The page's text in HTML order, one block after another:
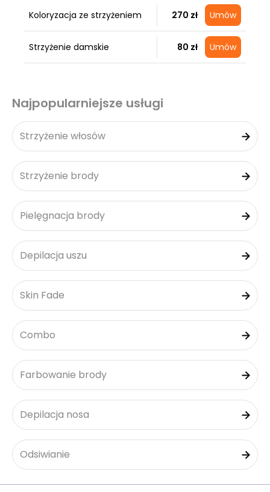
Koloryzacja ze strzyżeniem 270 zł Umów
Strzyżenie damskie 80 zł Umów
Najpopularniejsze usługi
Strzyżenie włosów
Strzyżenie brody
Pielęgnacja brody
Depilacja uszu
Skin Fade
Combo
Farbowanie brody
Depilacja nosa
Odsiwianie